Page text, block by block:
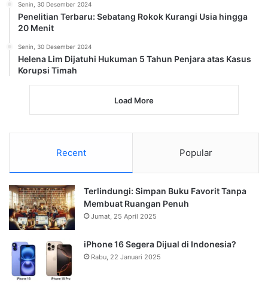
Senin, 30 Desember 2024
Penelitian Terbaru: Sebatang Rokok Kurangi Usia hingga
20 Menit
Senin, 30 Desember 2024
Helena Lim Dijatuhi Hukuman 5 Tahun Penjara atas Kasus
Korupsi Timah
Load More
Recent Popular
Terlindungi: Simpan Buku Favorit Tanpa
Membuat Ruangan Penuh
Jumat, 25 April 2025
iPhone 16 Segera Dijual di Indonesia?
Rabu, 22 Januari 2025